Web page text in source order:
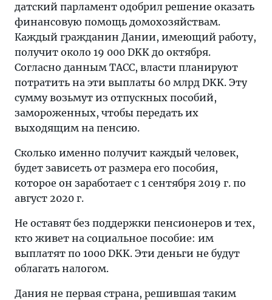
датский парламент одобрил решение оказать
финансовую помощь домохозяйствам.
Каждый гражданин Дании, имеющий работу,
получит около 19 000 DKK до октября.
Согласно данным ТАСС, власти планируют
потратить на эти выплаты 60 млрд DKK. Эту
сумму возьмут из отпускных пособий,
замороженных, чтобы передать их
выходящим на пенсию.
Сколько именно получит каждый человек,
будет зависеть от размера его пособия,
которое он заработает с 1 сентября 2019 г. по
август 2020 г.
Не оставят без поддержки пенсионеров и тех,
кто живет на социальное пособие: им
выплатят по 1000 DKK. Эти деньги не будут
облагать налогом.
Дания не первая страна, решившая таким